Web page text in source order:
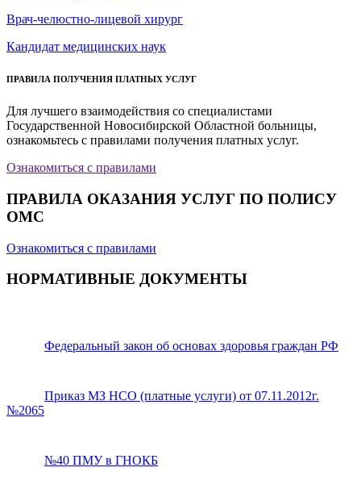
Врач-челюстно-лицевой хирург
Кандидат медицинских наук
ПРАВИЛА ПОЛУЧЕНИЯ ПЛАТНЫХ УСЛУГ
Для лучшего взаимодействия со специалистами
Государственной Новосибирской Областной больницы,
ознакомьтесь с правилами получения платных услуг.
Ознакомиться с правилами
ПРАВИЛА ОКАЗАНИЯ УСЛУГ ПО ПОЛИСУ
ОМС
Ознакомиться с правилами
НОРМАТИВНЫЕ ДОКУМЕНТЫ
Федеральный закон об основах здоровья граждан РФ
Приказ МЗ НСО (платные услуги) от 07.11.2012г.
№2065
№40 ПМУ в ГНОКБ